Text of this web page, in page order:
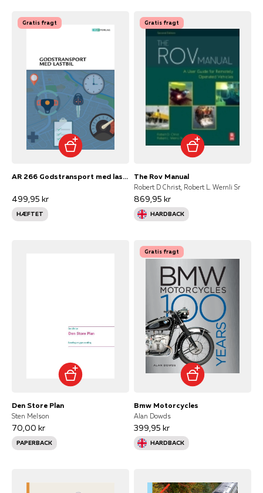
Gratis fragt
AR 266 Godstransport med lastbil
499,95 kr
HÆFTET
Gratis fragt
The Rov Manual
Robert D Christ, Robert L. Wernli Sr
869,95 kr
HARDBACK
Den Store Plan
Sten Melson
70,00 kr
PAPERBACK
Gratis fragt
Bmw Motorcycles
Alan Dowds
399,95 kr
HARDBACK